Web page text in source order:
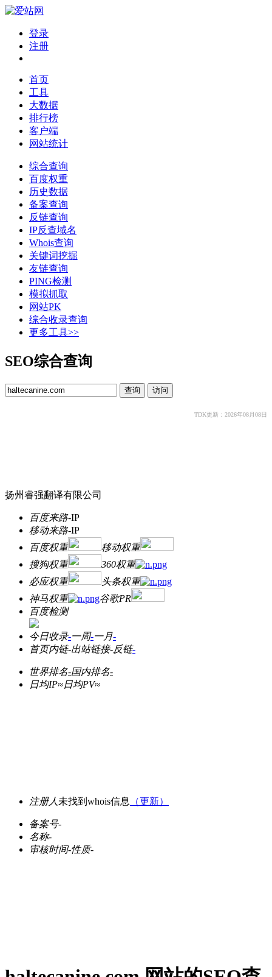
登录
注册
首页
工具
大数据
排行榜
客户端
网站统计
综合查询
百度权重
历史数据
备案查询
反链查询
IP反查域名
Whois查询
关键词挖掘
友链查询
PING检测
模拟抓取
网站PK
综合收录查询
更多工具>>
SEO综合查询
TDK更新：2026年08月08日
扬州睿强翻译有限公司
百度来路-IP
移动来路-IP
百度权重
移动权重
搜狗权重
360权重
必应权重
头条权重
神马权重
谷歌PR
百度检测
今日收录-一周-一月-
首页内链-出站链接-反链-
世界排名-国内排名-
日均IP≈日均PV≈
注册人 未找到whois信息 （更新）
备案号-
名称-
审核时间-性质-